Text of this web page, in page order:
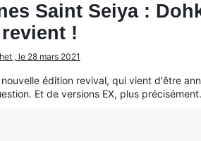
Saint Seiya :
revient !
, le 28 mars 2021
édition revival, qui vient d'être
Et de versions EX, plus précisément.